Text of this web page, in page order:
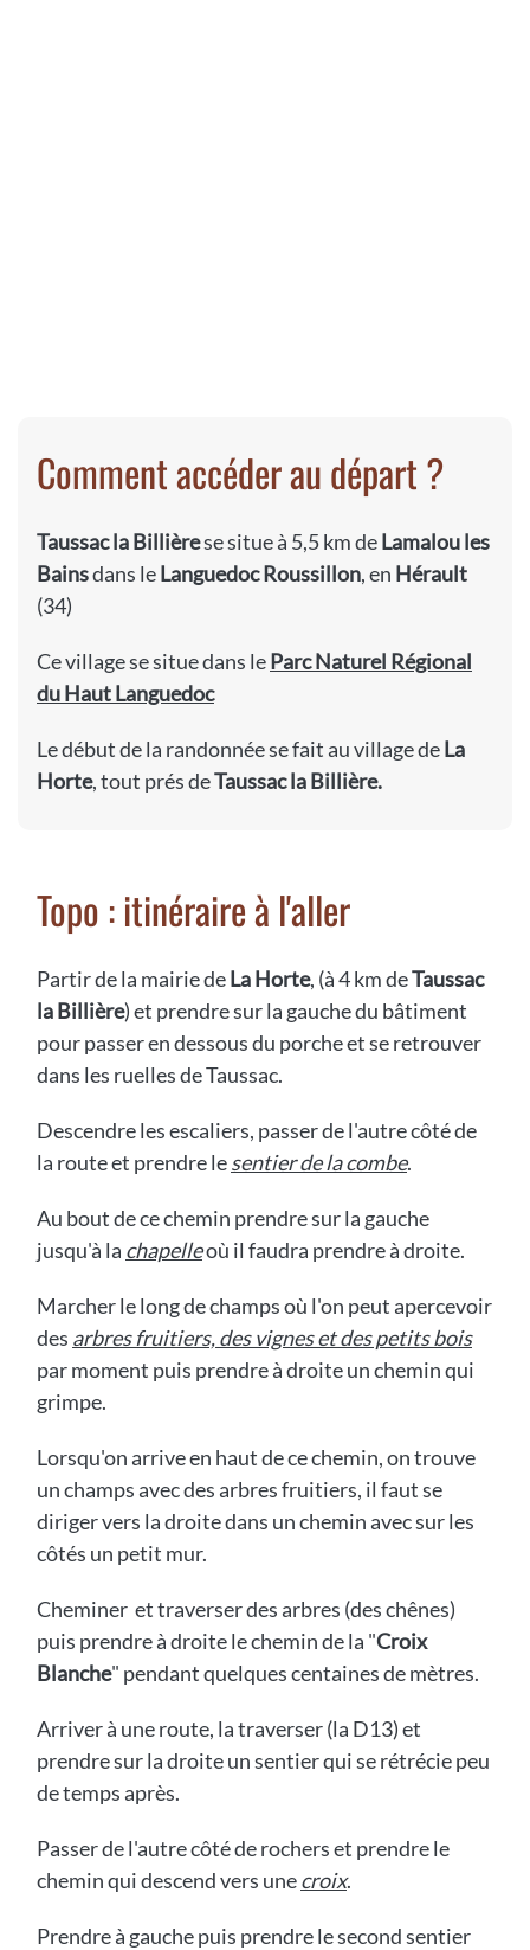
Comment accéder au départ ?
Taussac la Billièrese situe à 5,5 km deLamalou les
Bainsdans leLanguedoc Roussillon, en Hérault
(34)
Ce village se situe dans leParc Naturel Régional
du Haut Languedoc
Le début de la randonnée se fait au village deLa
Horte, tout prés deTaussac la Billière.
Topo : itinéraire à l'aller
Partir de la mairie deLa Horte, (à 4 km deTaussac
la Billière) et prendre sur la gauche du bâtiment
pour passer en dessous du porche et se retrouver
dans les ruelles de Taussac.
Descendre les escaliers, passer de l'autre côté de
la route et prendre lesentier de la combe.
Au bout de ce chemin prendre sur la gauche
jusqu'à la chapelleoù il faudra prendre à droite.
Marcher le long de champs où l'on peut apercevoir
des arbres fruitiers, des vignes et des petits bois
par moment puis prendre à droite un chemin qui
grimpe.
Lorsqu'on arrive en haut de ce chemin, on trouve
un champs avec des arbres fruitiers, il faut se
diriger vers la droite dans un chemin avec sur les
côtés un petit mur.
Cheminer et traverser des arbres (des chênes)
puis prendre à droite le chemin de la "Croix
Blanche" pendant quelques centaines de mètres.
Arriver à une route, la traverser (la D13) et
prendre sur la droite un sentier qui se rétrécie peu
de temps après.
Passer de l'autre côté de rochers et prendre le
chemin qui descend vers unecroix.
Prendre à gauche puis prendre le second sentier